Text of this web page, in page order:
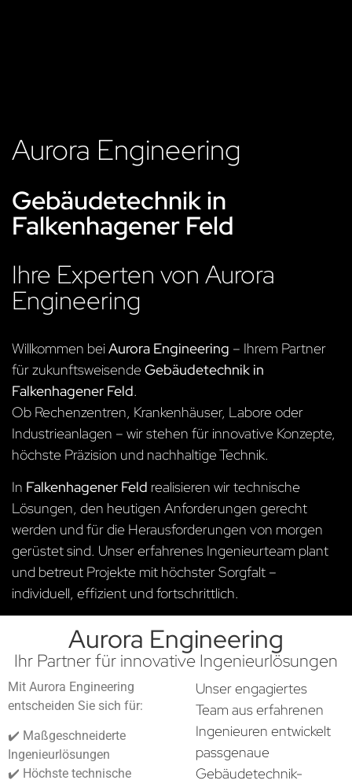
Aurora Engineering
Gebäudetechnik in
Falkenhagener Feld
Ihre Experten von Aurora
Engineering
Willkommen beiAurora Engineering – Ihrem Partner
für zukunftsweisendeGebäudetechnik in
Falkenhagener Feld.
Ob Rechenzentren, Krankenhäuser, Labore oder
Industrieanlagen – wir stehen für innovative Konzepte,
höchste Präzision und nachhaltige Technik.
In Falkenhagener Feld realisieren wir technische
Lösungen, den heutigen Anforderungen gerecht
werden und für die Herausforderungen von morgen
gerüstet sind. Unser erfahrenes Ingenieurteam plant
und betreut Projekte mit höchster Sorgfalt –
individuell, effizient und fortschrittlich.
Aurora Engineering
Ihr Partner für innovative Ingenieurlösungen
Mit Aurora Engineering
entscheiden Sie sich für:
✔️ Maßgeschneiderte
Ingenieurlösungen
✔️ Höchste technische
Unser engagiertes
Team aus erfahrenen
Ingenieuren entwickelt
passgenaue
Gebäudetechnik-